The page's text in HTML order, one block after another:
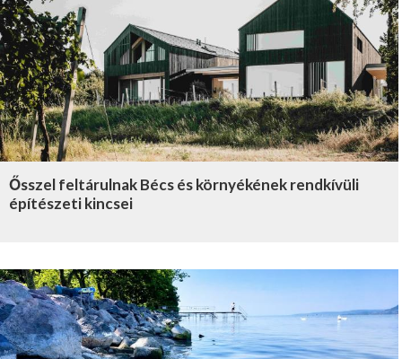
Ősszel feltárulnak Bécs és környékének rendkívüli
építészeti kincsei